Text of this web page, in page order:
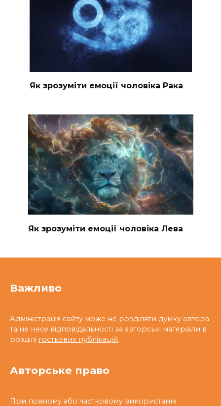
Як зрозуміти емоції чоловіка Рака
Як зрозуміти емоції чоловіка Лева
Важливо
Адміністрація сайту може не розділяти думку автора
та не несе відповідальності за авторські матеріали в
розділі гостьових публікацій.
Авторське право
При повному або частковому використанні